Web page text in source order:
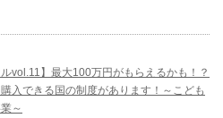
ルvol.11】最大100万円がもらえるかも！？
入できる国の制度があります！～こども
～